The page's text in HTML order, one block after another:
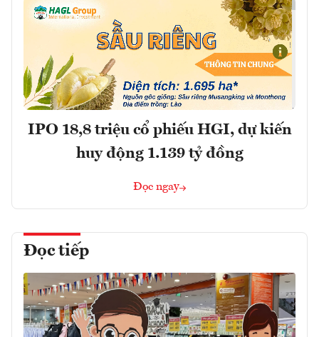
IPO 18,8 triệu cổ phiếu HGI, dự kiến
huy động 1.139 tỷ đồng
Đọc ngay
Đọc tiếp